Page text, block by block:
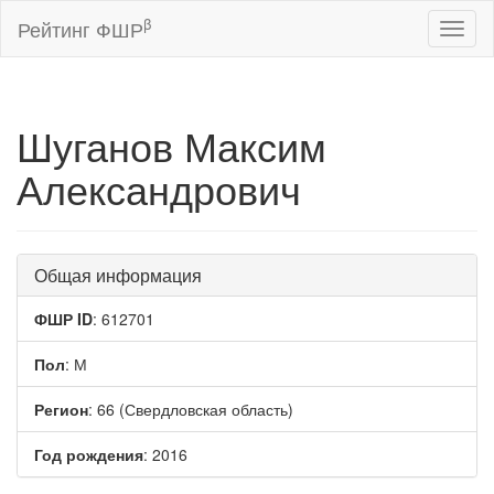
Рейтинг ФШРβ
Шуганов Максим
Александрович
Общая информация
ФШР ID: 612701
Пол: М
Регион: 66 (Свердловская область)
Год рождения: 2016